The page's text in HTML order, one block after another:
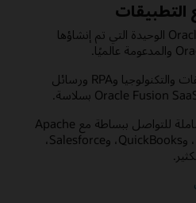
التطبيقات
استفد من مهايئات تطبيقات Oracle الوحيدة التي تم إنشاؤها
استخدم نفس مهايئهات التطبيقات والتكنولوجيا وRPA ورسائل
استكشف مكتبة المهايئات الشاملة للتواصل ببساطة مع Apache
Kafka، وHubSpot، وPayPal، وQuickBooks، وSalesforce،